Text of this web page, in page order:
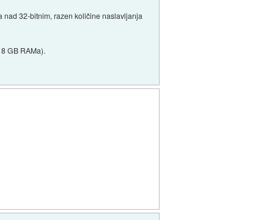
nad 32-bitnim, razen količine naslavljanja
GB RAMa).